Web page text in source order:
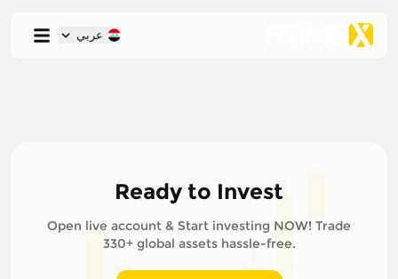
عربي
Ready to Invest
Open live account & Start investing NOW! Trade
330+ global assets hassle-free.